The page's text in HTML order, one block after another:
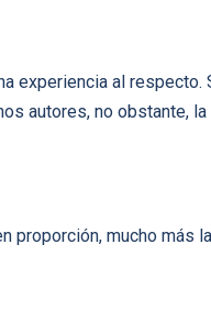
experiencia al respecto.
autores, no obstante, la
proporción, mucho más